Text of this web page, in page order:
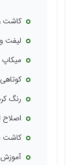
کاشت
لیفت
رنگ
اصلاح
کاشت